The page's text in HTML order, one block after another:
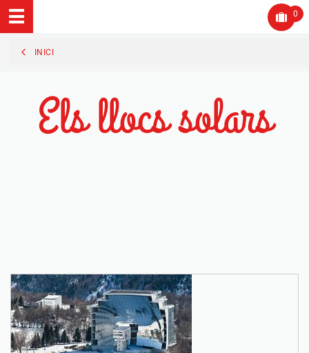
0
INICI
Els llocs solars